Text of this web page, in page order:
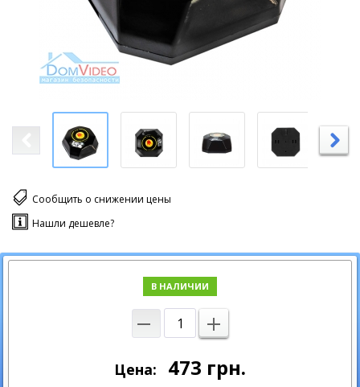
Сообщить о снижении цены
Нашли дешевле?
В НАЛИЧИИ
Цена: 473 грн.